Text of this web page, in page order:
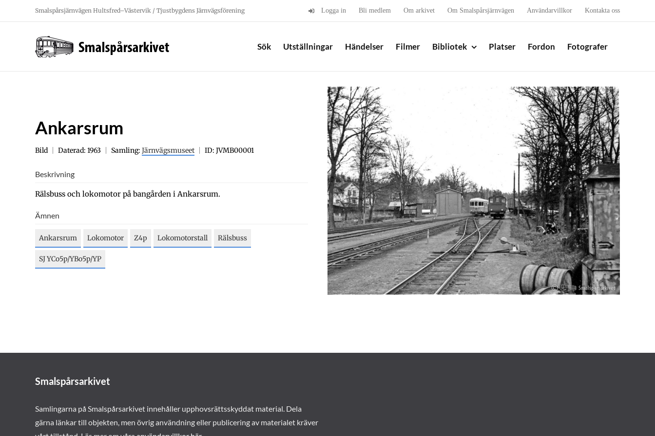
Smalspårsjärnvägen Hultsfred–Västervik / Tjustbygdens Järnvägsförening Logga in Bli medlem Om arkivet Om Smalspårsjärnvägen Användarvillkor Kontakta oss
Sök Utställningar Händelser Filmer Bibliotek Platser Fordon Fotografer
Ankarsrum
Bild Daterad: 1963 Samling: Järnvägsmuseet ID: JVMB00001
Beskrivning
Rälsbuss och lokomotor på bangården i Ankarsrum.
Ämnen
Ankarsrum Lokomotor Z4p Lokomotorstall Rälsbuss
SJ YCo5p/YBo5p/YP
Smalspårsarkivet
Samlingarna på Smalspårsarkivet innehåller upphovsrättsskyddat material. Dela
gärna länkar till objekten, men övrig användning eller publicering av materialet kräver